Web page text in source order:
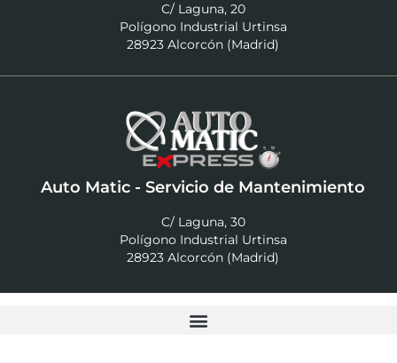
C/ Laguna, 20
Polígono Industrial Urtinsa
28923 Alcorcón (Madrid)
Auto Matic - Servicio de Mantenimiento
C/ Laguna, 30
Polígono Industrial Urtinsa
28923 Alcorcón (Madrid)